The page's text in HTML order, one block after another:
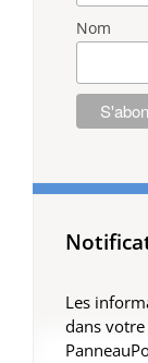
Nom
Les
dans